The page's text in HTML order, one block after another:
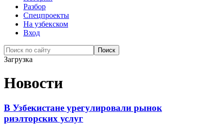
Разбор
Спецпроекты
На узбекском
Вход
Загрузка
Новости
В Узбекистане урегулировали рынок
риэлторских услуг